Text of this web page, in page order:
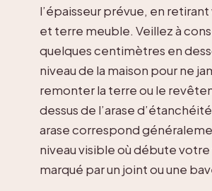
l’épaisseur prévue, en
et terre meuble. Veillez à
quelques centimètres en
niveau de la maison pour ne
remonter la terre ou le
dessus de l’arase
arase correspond
niveau visible où débute votre
marqué par un joint ou une